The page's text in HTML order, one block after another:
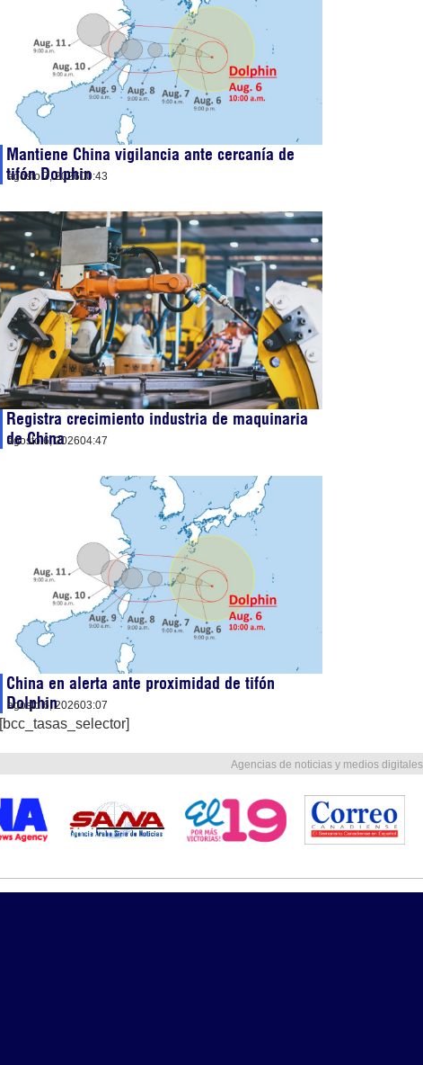
Mantiene China vigilancia ante cercanía de
tifón Dolphin
agosto 7, 202600:43
Registra crecimiento industria de maquinaria
de China
agosto 6, 202604:47
China en alerta ante proximidad de tifón
Dolphin
agosto 6, 202603:07
[bcc_tasas_selector]
Agencias de noticias y medios digitales